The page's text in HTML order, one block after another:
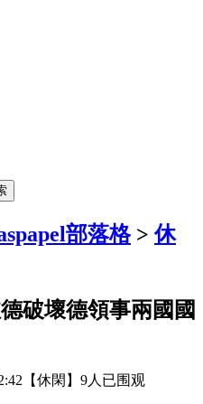
部落格>休
破壞德領事兩國國
【休閑】 9人已围观